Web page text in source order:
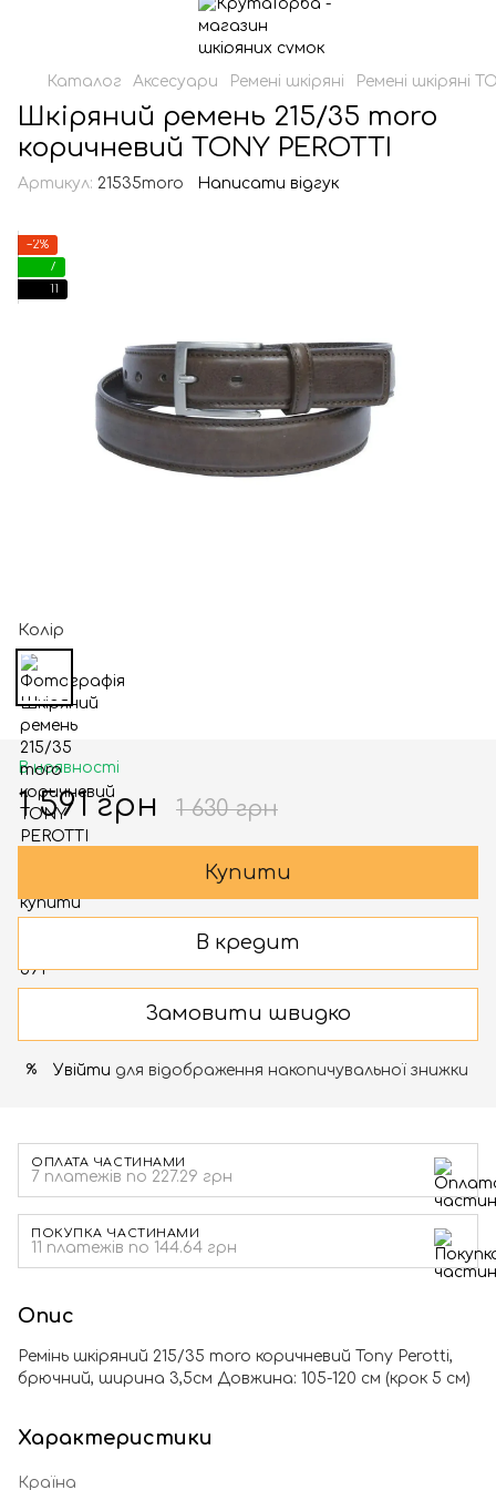
Каталог Аксесуари Ремені шкіряні Ремені шкіряні
Шкіряний ремень 215/35 moro
коричневий TONY PEROTTI
Артикул: 21535moro Написати відгук
−2%
7
11
Колір
В наявності
1 591 грн 1 630 грн
Купити
В кредит
Замовити швидко
% Увійти для відображення накопичувальної знижки
ОПЛАТА ЧАСТИНАМИ
7 платежів по 227.29 грн
ПОКУПКА ЧАСТИНАМИ
11 платежів по 144.64 грн
Опис
Ремінь шкіряний 215/35 moro коричневий Tony Perotti,
брючний, ширина 3,5см Довжина: 105-120 см (крок 5 см)
Характеристики
Країна